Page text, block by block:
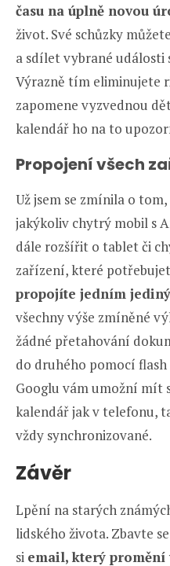
času na úplně novou
život. Své schůzky
a sdílet vybrané události
Výrazně tím eliminujete
zapomene vyzvednou
kalendář ho na to
Propojení všech
Už jsem se zmínila o
jakýkoliv chytrý mobil s
dále rozšířit o tablet či
zařízení, které
propojíte jedním
všechny výše zmíněné
žádné přetahování
do druhého pomocí
Googlu vám umožní mít
kalendář jak v telefonu,
vždy synchronizované.
Závěr
Lpění na starých
lidského života. Zbavte
si email, který promění